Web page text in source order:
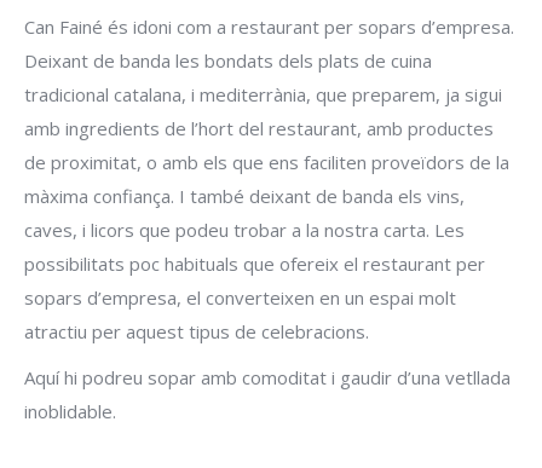
Can Fainé és idoni com a restaurant per sopars d’empresa.
Deixant de banda les bondats dels plats de cuina
tradicional catalana, i mediterrània, que preparem, ja sigui
amb ingredients de l’hort del restaurant, amb productes
de proximitat, o amb els que ens faciliten proveïdors de la
màxima confiança. I també deixant de banda els vins,
caves, i licors que podeu trobar a la nostra carta. Les
possibilitats poc habituals que ofereix el restaurant per
sopars d’empresa, el converteixen en un espai molt
atractiu per aquest tipus de celebracions.
Aquí hi podreu sopar amb comoditat i gaudir d’una vetllada
inoblidable.